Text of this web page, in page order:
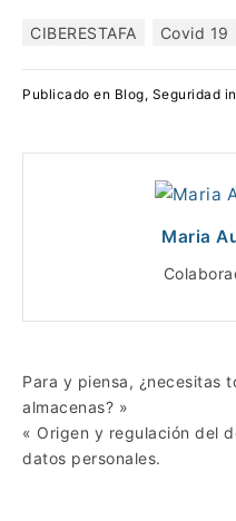
e
b
o
k
i
l
CIBERESTAFA Covid 19
Publicado en Blog, Seguridad
Maria
Navegación
de
Para y piensa, ¿necesitas
almacenas? »
« Origen y regulación del
datos personales.